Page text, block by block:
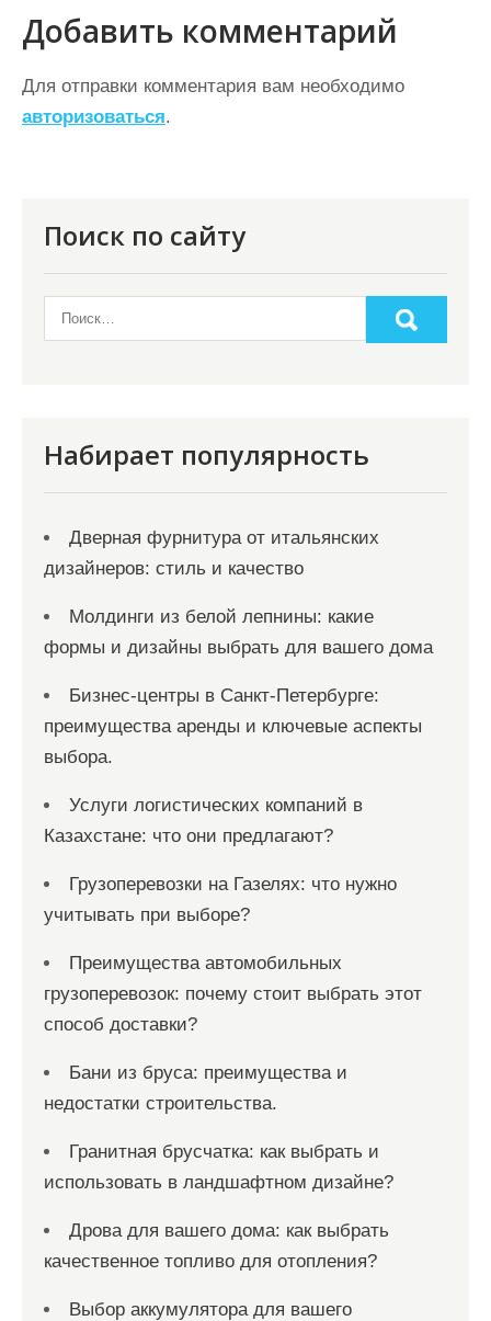
Добавить комментарий
Для отправки комментария вам необходимо
авторизоваться.
Поиск по сайту
Набирает популярность
Дверная фурнитура от итальянских
дизайнеров: стиль и качество
Молдинги из белой лепнины: какие
формы и дизайны выбрать для вашего дома
Бизнес-центры в Санкт-Петербурге:
преимущества аренды и ключевые аспекты
выбора.
Услуги логистических компаний в
Казахстане: что они предлагают?
Грузоперевозки на Газелях: что нужно
учитывать при выборе?
Преимущества автомобильных
грузоперевозок: почему стоит выбрать этот
способ доставки?
Бани из бруса: преимущества и
недостатки строительства.
Гранитная брусчатка: как выбрать и
использовать в ландшафтном дизайне?
Дрова для вашего дома: как выбрать
качественное топливо для отопления?
Выбор аккумулятора для вашего